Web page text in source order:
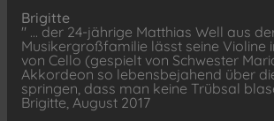
Brigitte
" ... der 24-jährige Matthias Well aus
Musikergroßfamilie lässt seine Violine
von Cello (gespielt von Schwester
Akkordeon so lebensbejahend über
springen, dass man keine Trübsal
Brigitte, August 2017